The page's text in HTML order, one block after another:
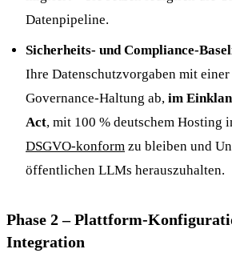
Datenpipeline.
Sicherheits- und Compliance-
Ihre Datenschutzvorgaben mit einer
Governance-Haltung ab, im
Act, mit 100 % deutschem Hosting
DSGVO-konform zu bleiben und
öffentlichen LLMs herauszuhalten.
Phase 2 – Plattform-
Integration